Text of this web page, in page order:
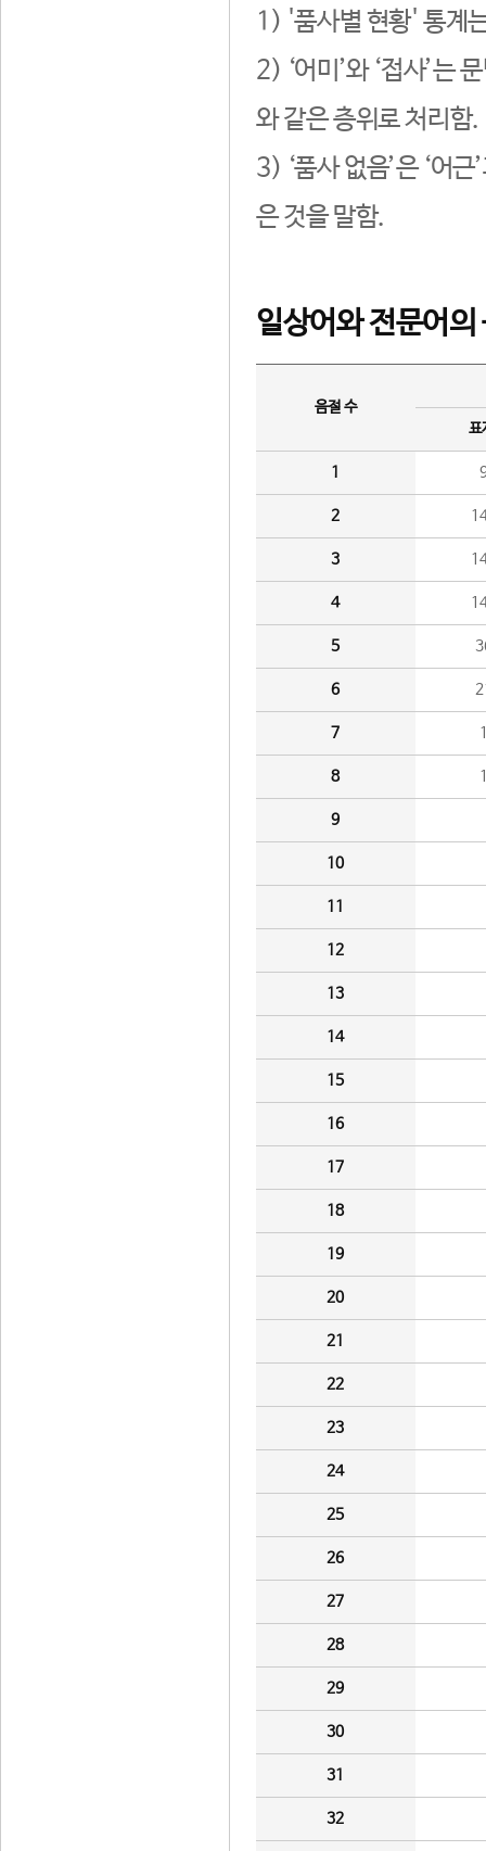
1) '품사별 현황' 통계
2) ‘어미’와 ‘접사’는
와 같은 층위로 처리함.
3) ‘품사 없음’은 ‘어
은 것을 말함.
일상어와 전문어의
음절 수
표
1
2
3
4
5
6
7
8
9
10
11
12
13
14
15
16
17
18
19
20
21
22
23
24
25
26
27
28
29
30
31
32